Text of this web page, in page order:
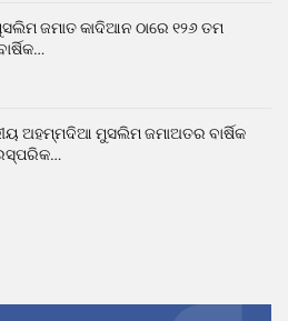
ଜମାତ କାଦିଆନ ଠାରେ ୧୨୬ ତମ
ଅହମ୍ମଦିଆ ମୁସଲିମ ଜମାଅତର ବାର୍ଷିକ